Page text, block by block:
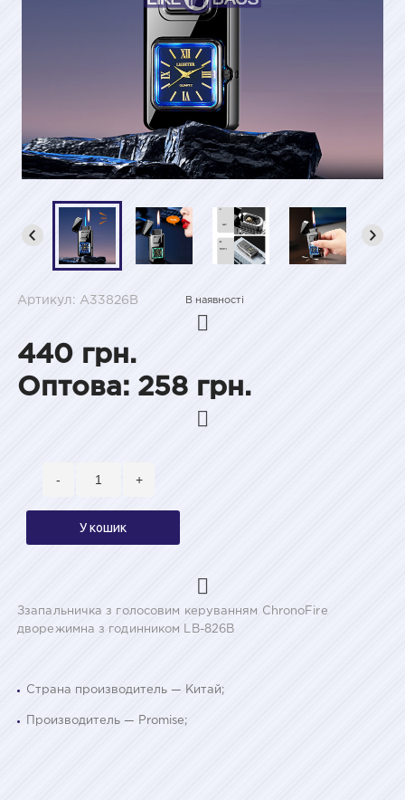
Артикул: A33826B В наявності
440 грн.
Оптова: 258 грн.
- +
У кошик
Ззапальничка з голосовим керуванням ChronoFire
дворежимна з годинником LB-826B
Страна производитель — Китай;
Производитель — Promise;